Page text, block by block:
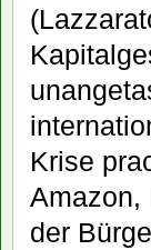
Krise
Amazon,
der